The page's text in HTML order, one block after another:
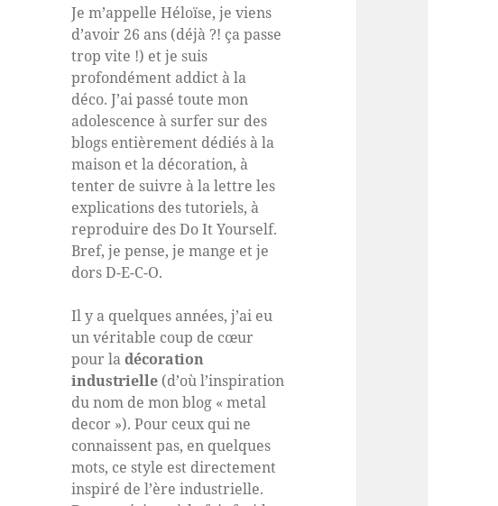
Je m’appelle Héloïse, je viens
d’avoir 26 ans (déjà ?! ça passe
trop vite !) et je suis
profondément addict à la
déco. J’ai passé toute mon
adolescence à surfer sur des
blogs entièrement dédiés à la
maison et la décoration, à
tenter de suivre à la lettre les
explications des tutoriels, à
reproduire des Do It Yourself.
Bref, je pense, je mange et je
dors D-E-C-O.
Il y a quelques années, j’ai eu
un véritable coup de cœur
pour ladécoration
industrielle (d’où l’inspiration
du nom de mon blog « metal
decor »). Pour ceux qui ne
connaissent pas, en quelques
mots, ce style est directement
inspiré de l’ère industrielle.